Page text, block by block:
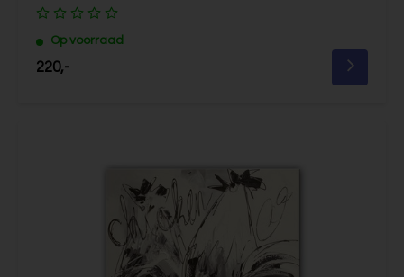
Op voorraad
220,-